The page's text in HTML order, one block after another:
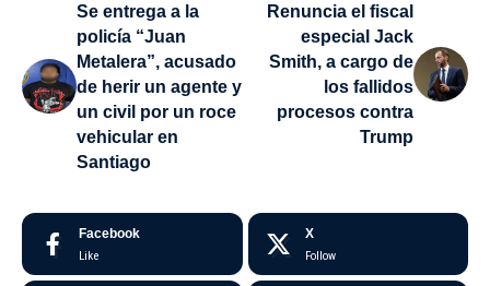
Se entrega a la
policía “Juan
Metalera”, acusado
de herir un agente y
un civil por un roce
vehicular en
Santiago
Renuncia el fiscal
especial Jack
Smith, a cargo de
los fallidos
procesos contra
Trump
Facebook
Like
X
Follow